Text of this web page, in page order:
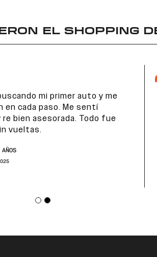
EL SHOPPING
mi primer auto y me
en cada paso. Me sentí
re bien asesorada. Todo fue
vueltas.